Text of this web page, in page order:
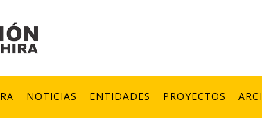
NOTICIAS ENTIDADES PROYECTOS